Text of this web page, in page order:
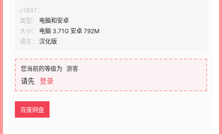
c1837：
类型：
电脑和安卓
大小：
电脑 3.71G 安卓 792M
语言：
汉化版
您当前的等级为 游客
请先 登录
百度网盘